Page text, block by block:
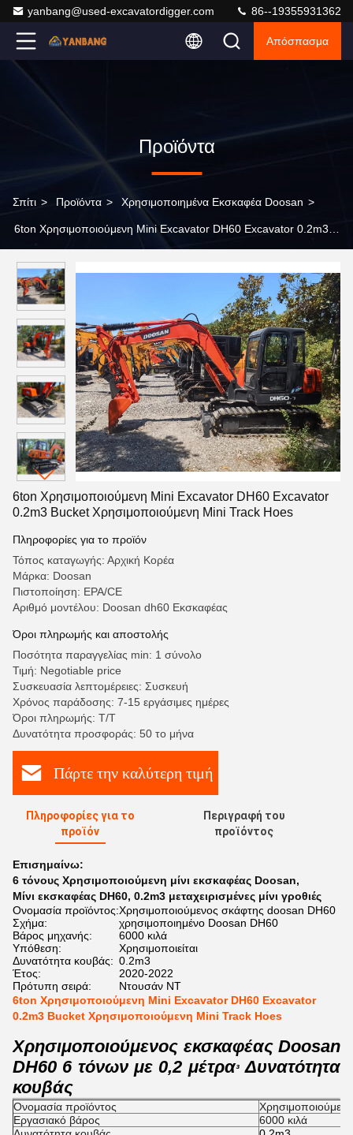
yanbang@used-excavatordigger.com 86--19355931362
Απόσπασμα
Προϊόντα
Σπίτι > Προϊόντα > Χρησιμοποιημένα Εκσκαφέα Doosan >
6ton Χρησιμοποιούμενη Mini Excavator DH60 Excavator 0.2m3
6ton Χρησιμοποιούμενη Mini Excavator DH60 Excavator
0.2m3 Bucket Χρησιμοποιούμενη Mini Track Hoes
Πληροφορίες για το προϊόν
Τόπος καταγωγής: Αρχική Κορέα
Μάρκα: Doosan
Πιστοποίηση: EPA/CE
Αριθμό μοντέλου: Doosan dh60 Εκσκαφέας
Όροι πληρωμής και αποστολής
Ποσότητα παραγγελίας min: 1 σύνολο
Τιμή: Negotiable price
Συσκευασία λεπτομέρειες: Συσκευή
Χρόνος παράδοσης: 7-15 εργάσιμες ημέρες
Όροι πληρωμής: Τ/Τ
Δυνατότητα προσφοράς: 50 το μήνα
Πάρτε την καλύτερη τιμή
Πληροφορίες για το
προϊόν
Περιγραφή του
προϊόντος
Επισημαίνω:
6 τόνους Χρησιμοποιούμενη μίνι εκσκαφέας Doosan,
Μίνι εκσκαφέας DH60, 0.2m3 μεταχειρισμένες μίνι γροθιές
Ονομασία προϊόντος:Χρησιμοποιούμενος σκάφτης doosan DH60
Σχήμα:
χρησιμοποιημένο Doosan DH60
Βάρος μηχανής:
6000 κιλά
Υπόθεση:
Χρησιμοποιείται
Δυνατότητα κουβάς: 0.2m3
Έτος:
2020-2022
Πρότυπη σειρά:
Ντουσάν ΝΤ
6ton Χρησιμοποιούμενη Mini Excavator DH60 Excavator
0.2m3 Bucket Χρησιμοποιούμενη Mini Track Hoes
Χρησιμοποιούμενος εκσκαφέας Doosan
DH60 6 τόνων με 0,2 μέτρα³ Δυνατότητα
κουβάς
Ονομασία προϊόντος
Εργασιακό βάρος
6000 κιλά